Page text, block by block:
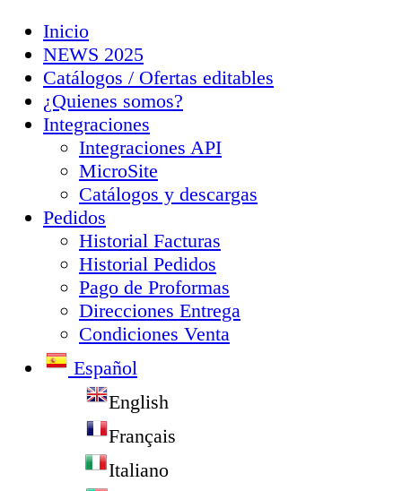
Inicio
NEWS 2025
Catálogos / Ofertas editables
¿Quienes somos?
Integraciones
Integraciones API
MicroSite
Catálogos y descargas
Pedidos
Historial Facturas
Historial Pedidos
Pago de Proformas
Direcciones Entrega
Condiciones Venta
Español
English
Français
Italiano